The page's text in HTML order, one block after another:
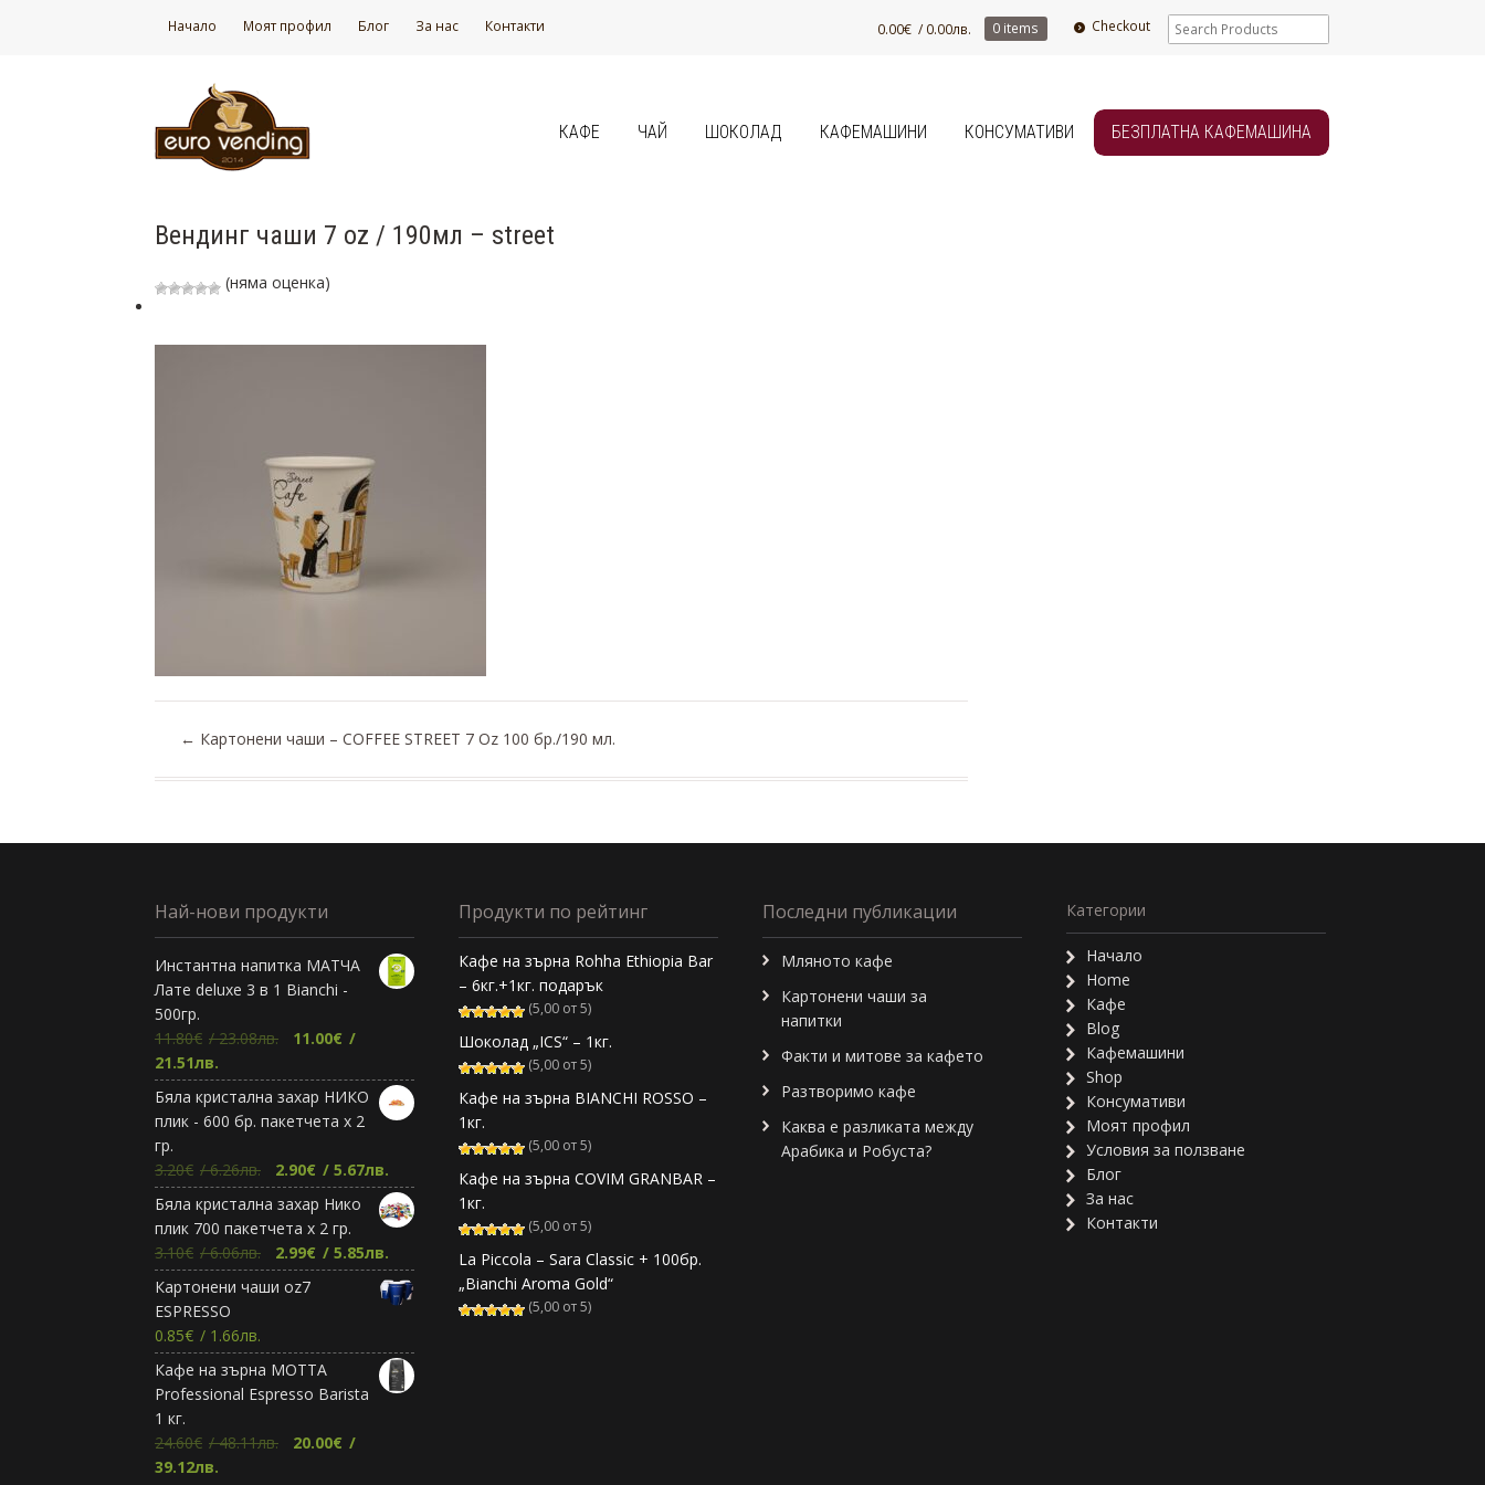
Начало Моят профил Блог За нас Контакти 0.00€ / 0.00лв. 0 items Checkout
КАФЕ ЧАЙ ШОКОЛАД КАФЕМАШИНИ КОНСУМАТИВИ БЕЗПЛАТНА КАФЕМАШИНА
Вендинг чаши 7 oz / 190мл – street
(няма оценка)
← Картонени чаши – COFFEE STREET 7 Oz 100 бр./190 мл.
Най-нови продукти
Инстантна напитка МАТЧА
Лате deluxe 3 в 1 Bianchi -
500гр.
11.80€ / 23.08лв.
Original
was:
11.80€.
11.00€ /
21.51лв.
цена
е:
11.00€.
Бяла кристална захар НИКО
плик - 600 бр. пакетчета х 2
гр.
3.20€ / 6.26лв.
Original
price
was:
3.20€.
2.90€ / 5.67лв.Текущата
цена
е:
Бяла кристална захар Нико
плик 700 пакетчета х 2 гр.
3.10€ / 6.06лв.
Original
price
was:
2.99€ / 5.85лв.Текущата
цена
е:
Картонени чаши oz7
ESPRESSO
0.85€ / 1.66лв.
Кафе на зърна МОТТА
Professional Espresso Barista
1 кг.
24.60€ / 48.11лв.
Original
20.00€ /
39.12лв.
Продукти по рейтинг
Кафе на зърна Rohha Ethiopia Bar
– 6кг.+1кг. подарък
(5,00 от 5)
Шоколад „ICS“ – 1кг.
(5,00 от 5)
Кафе на зърна BIANCHI ROSSO –
1кг.
(5,00 от 5)
Кафе на зърна COVIM GRANBAR –
1кг.
(5,00 от 5)
La Piccola – Sara Classic + 100бр.
„Bianchi Aroma Gold“
(5,00 от 5)
Последни публикации
Мляното кафе
Картонени чаши за
напитки
Факти и митове за кафето
Разтворимо кафе
Каква е разликата между
Арабика и Робуста?
Категории
Начало
Home
Кафе
Blog
Кафемашини
Shop
Консумативи
Моят профил
Условия за ползване
Блог
За нас
Контакти